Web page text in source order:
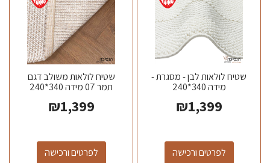
שטיח לולאות לבן - מסגרת -
מידה 340*240
₪1,399
לפרטים ורכישה
שטיח לולאות משולב דגם
תמר 07 מידה 340*240
₪1,399
לפרטים ורכישה